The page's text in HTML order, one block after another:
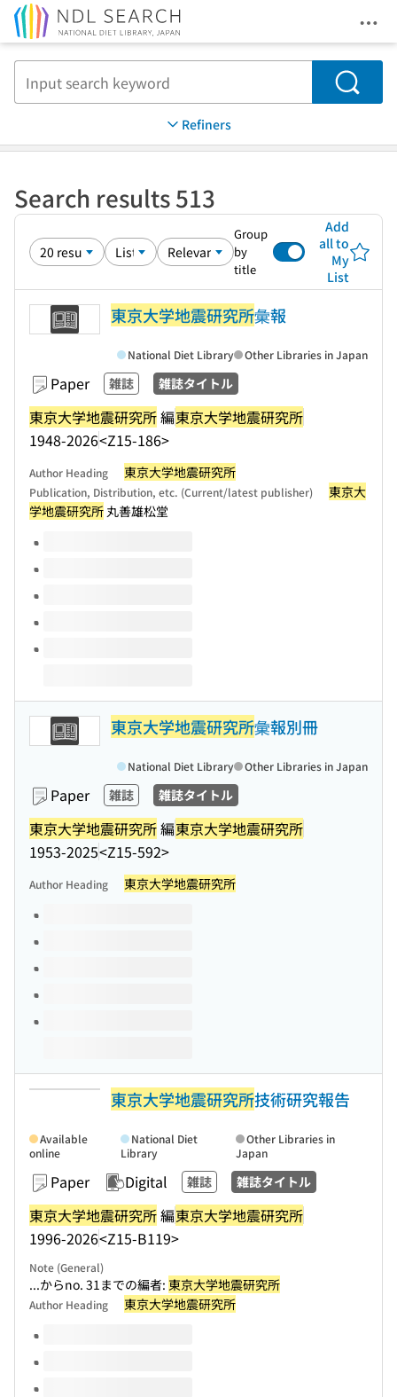
Search
Refiners
Search results 513
Group
by
title
Add
all to
My
List
東京大学地震研究所彙報
Paper 雑誌 雑誌タイトル
東京大学地震研究所編東京大学地震研究所
1948-2026<Z15-186>
National Diet Library Other Libraries in Japan
Author Heading 東京大学地震研究所
Publication, Distribution, etc. (Current/latest publisher)
東京大
学地震研究所 丸善雄松堂
Volumes of this title
東京大学地震研究所彙報別冊
Paper 雑誌 雑誌タイトル
東京大学地震研究所編東京大学地震研究所
1953-2025<Z15-592>
National Diet Library Other Libraries in Japan
Author Heading 東京大学地震研究所
Volumes of this title
東京大学地震研究所技術研究報告
Paper Digital 雑誌 雑誌タイトル
東京大学地震研究所編東京大学地震研究所
1996-2026<Z15-B119>
Available
online
National Diet
Library
Other Libraries in
Japan
Note (General)
...からno. 31までの編者: 東京大学地震研究所
Author Heading 東京大学地震研究所
Volumes of this title